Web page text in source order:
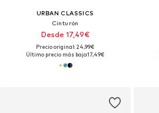
URBAN CLASSICS
Cinturón
Desde 17,49€
Precio original: 24,99€
Último precio más bajo:17,49€